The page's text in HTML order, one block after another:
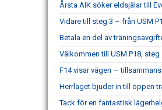
Årsta AIK söker eldsjälar till
Vidare till steg 3 – från USM
Betala en del av
Välkommen till USM P18,
F14 visar vägen —
Herrlaget bjuder in till öppen
Tack för en fantastisk